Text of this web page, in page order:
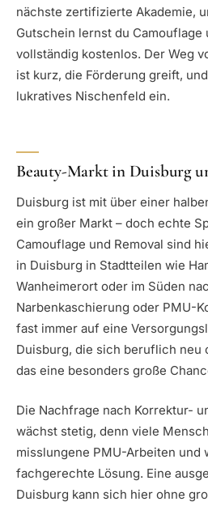
nächste zertifizierte Akademie,
Gutschein lernst du Camouflage
vollständig kostenlos. Der Weg
ist kurz, die Förderung greift,
lukratives Nischenfeld ein.
Beauty-Markt in Duisburg
Duisburg ist mit über einer
ein großer Markt – doch echte
Camouflage und Removal sind
in Duisburg in Stadtteilen wie
Wanheimerort oder im Süden
Narbenkaschierung oder PMU-
fast immer auf eine
Duisburg, die sich beruflich neu
das eine besonders große
Die Nachfrage nach Korrektur-
wächst stetig, denn viele
misslungene PMU-Arbeiten und
fachgerechte Lösung. Eine
Duisburg kann sich hier ohne